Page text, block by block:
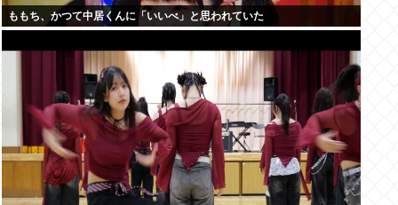
ももち、かつて中居くんに「いいべ」と思われていた